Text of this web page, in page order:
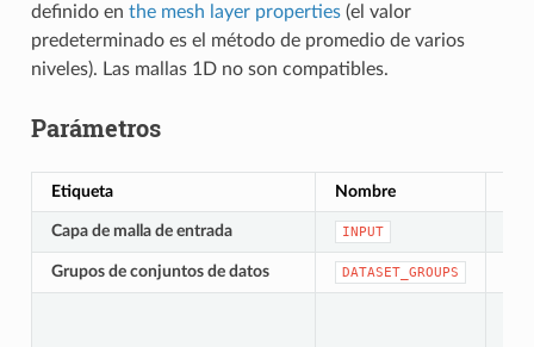
definido en the mesh layer properties(el valor
predeterminado es el método de promedio de varios
niveles). Las mallas 1D no son compatibles.
Parámetros
Etiqueta Nombre
Capa de malla de entrada INPUT
Grupos de conjuntos de datos DATASET_GROUPS